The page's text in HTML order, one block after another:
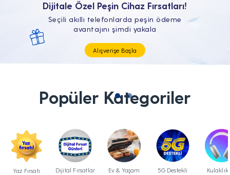
Tüm Teknolojik İhtiyaçların Tam'da
Popüler Kategoriler
Yaz Fırsatı Dijital Fırsatlar Ev & Yaşam
5G Destekli